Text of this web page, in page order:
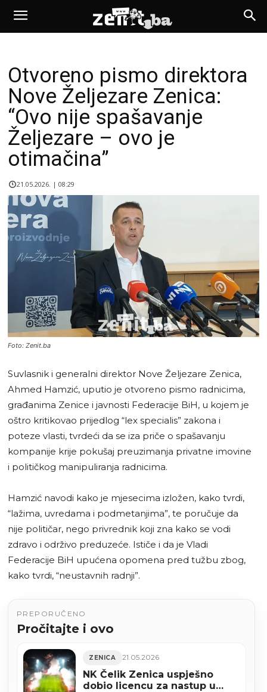
Otvoreno pismo direktora
Nove Željezare Zenica:
“Ovo nije spašavanje
Željezare – ovo je
otimačina”
21.05.2026. | 08:29
Foto: Zenit.ba
Suvlasnik i generalni direktor Nove Željezare Zenica,
Ahmed Hamzić, uputio je otvoreno pismo radnicima,
građanima Zenice i javnosti Federacije BiH, u kojem je
oštro kritikovao prijedlog “lex specialis” zakona i
poteze vlasti, tvrdeći da se iza priče o spašavanju
kompanije krije pokušaj preuzimanja privatne imovine
i političkog manipuliranja radnicima.
Hamzić navodi kako je mjesecima izložen, kako tvrdi,
“lažima, uvredama i podmetanjima”, te poručuje da
nije političar, nego privrednik koji zna kako se vodi
zdravo i održivo preduzeće. Ističe i da je Vladi
Federacije BiH upućena opomena pred tužbu zbog,
kako tvrdi, “neustavnih radnji”.
PREPORUČENO
Pročitajte i ovo
ZENICA 21.05.2026
NK Čelik Zenica uspješno
dobio licencu za nastup u